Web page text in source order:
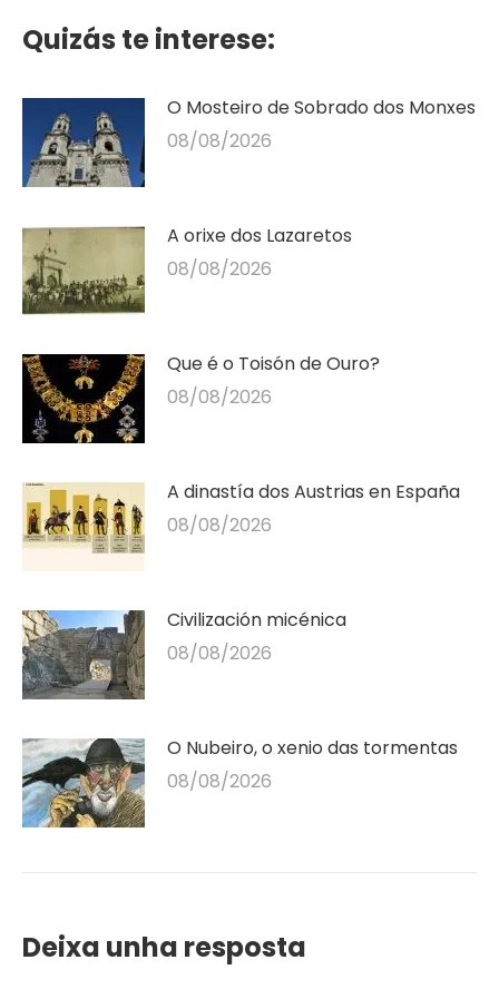
Quizás te interese:
O Mosteiro de Sobrado dos Monxes
08/08/2026
A orixe dos Lazaretos
08/08/2026
Que é o Toisón de Ouro?
08/08/2026
A dinastía dos Austrias en España
08/08/2026
Civilización micénica
08/08/2026
O Nubeiro, o xenio das tormentas
08/08/2026
Deixa unha resposta